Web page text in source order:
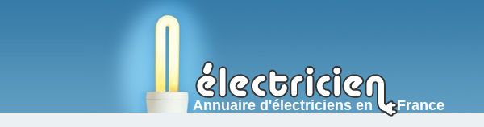
Annuaire d'électriciens en France